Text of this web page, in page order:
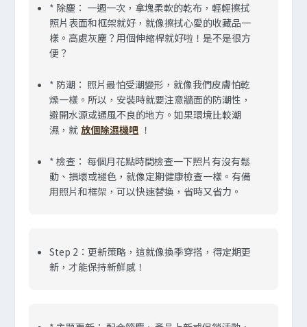
* 除塵： 一週一次，拿塊柔軟的乾布，輕輕擦拭
照片表面和框架就好，就像擦拭心愛的收藏品一
樣。高處灰塵？用個伸縮桿就好啦！是不是很方
便？
* 防潮： 照片最怕受潮變形，就像我們皮膚怕乾
燥一樣。所以，安裝時就要注意牆面的防潮性，
避開水源或通風不良的地方。如果環境比較潮
濕，就 放個除濕機吧 ！
*檢查： 每個月花點時間檢查一下照片有沒有鬆
動、損壞或褪色，就像定期健康檢查一樣。有備
用照片和框架，可以快速替換，省時又省力。
Step 2：更新策略，這就像換季穿搭，得定期更
新，才能保持新鮮感！